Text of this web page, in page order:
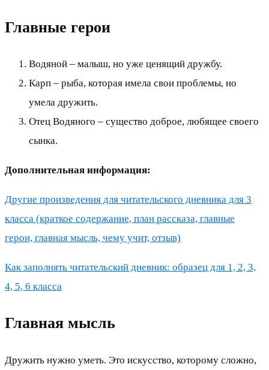
Главные герои
Водяной – малыш, но уже ценящий дружбу.
Карп – рыба, которая имела свои проблемы, но
умела дружить.
Отец Водяного – существо доброе, любящее своего
сынка.
Дополнительная информация:
Другие произведения для читательского дневника для 3
класса (краткое содержание, план рассказа, главные
герои, главная мысль, чему учит, отзыв)
Как заполнять читательский дневник: образец для 1, 2, 3,
4, 5, 6 класса
Главная мысль
Дружить нужно уметь. Это искусство, которому сложно,